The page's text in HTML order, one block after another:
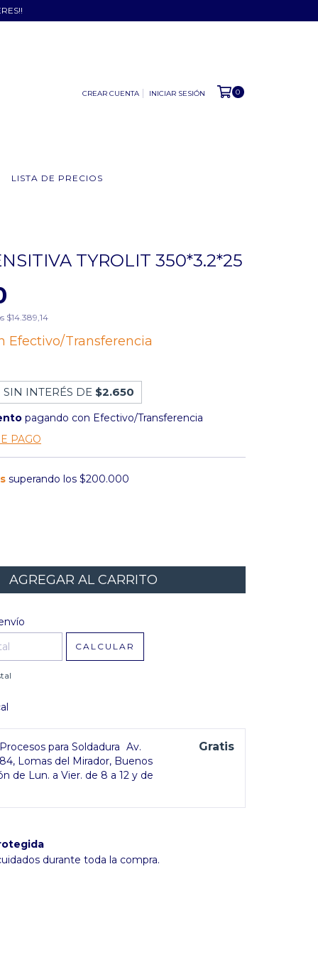
CREAR CUENTA INICIAR SESIÓN 0
LISTA DE PRECIOS
TYROLIT 350*3.2*25
$14.389,14
Efectivo/Transferencia
SIN INTERÉS DE $2.650
pagando con Efectivo/Transferencia
PAGO
superando los$200.000
CP:
CALCULAR
para Soldadura Av.
Lomas del Mirador, Buenos
de Lun. a Vier. de 8 a 12 y de
Gratis
durante toda la compra.